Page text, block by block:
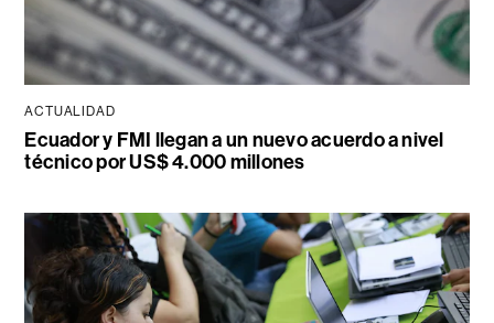
ACTUALIDAD
Ecuador y FMI llegan a un nuevo acuerdo a nivel
técnico por US$ 4.000 millones